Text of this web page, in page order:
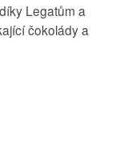
Legatům a
čokolády a